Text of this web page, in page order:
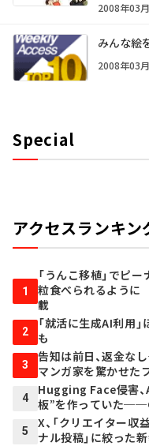
2008年03
みんな絵
2008年03
Special
アクセスランキン
1
「うんこ移植」でピ
粒食べられるよう
載
2
「就活に生成AI利用
も
3
告知は前日、返金な
マンガ家を驚かせた
4
Hugging Face侵害
板”を作っていた
5
X、「クリエイター
ナル投稿」に絞った